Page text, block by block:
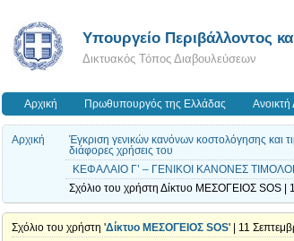
Yπουργείο Περιβάλλοντος
Δικτυακός Τόπος Διαβουλεύσεων
Αρχική Πρωθυπουργός της Ελλάδας Ανοικτή
Αρχική
Έγκριση γενικών κανόνων κοστολόγησης και
διάφορες χρήσεις του
ΚΕΦΑΛΑΙΟ Γ’ – ΓΕΝΙΚΟΙ ΚΑΝΟΝΕΣ
Σχόλιο του χρήστη Δίκτυο ΜΕΣΟΓΕΙΟΣ SOS |
Σχόλιο του χρήστη 'Δίκτυο ΜΕΣΟΓΕΙΟΣ SOS' | 11